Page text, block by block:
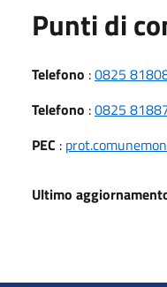
Punti di
Telefono :0825
Telefono :0825
PEC :
Ultimo